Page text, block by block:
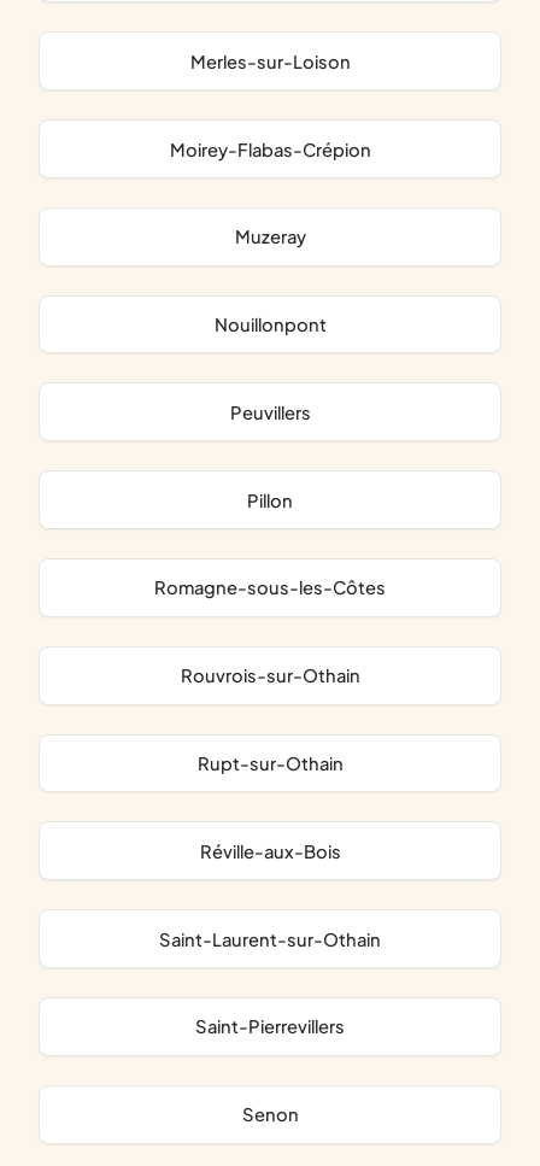
Merles-sur-Loison
Moirey-Flabas-Crépion
Muzeray
Nouillonpont
Peuvillers
Pillon
Romagne-sous-les-Côtes
Rouvrois-sur-Othain
Rupt-sur-Othain
Réville-aux-Bois
Saint-Laurent-sur-Othain
Saint-Pierrevillers
Senon